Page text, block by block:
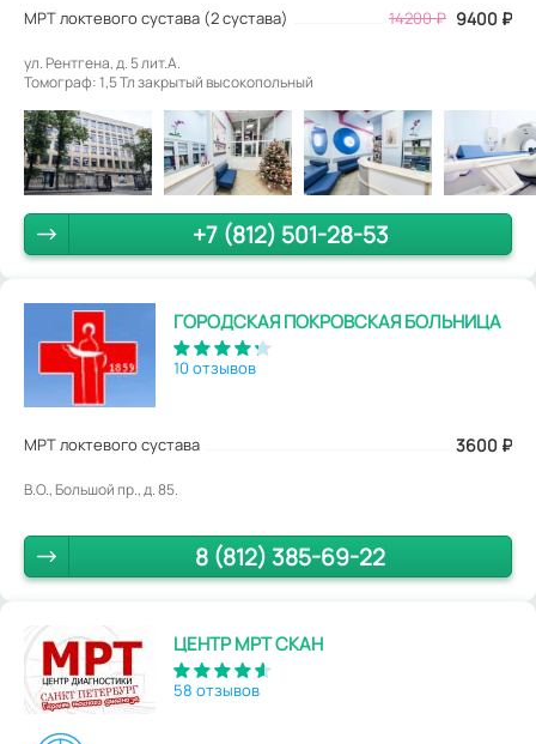
МРТ локтевого сустава (2 сустава) 14200 ₽ 9400 ₽
ул. Рентгена, д. 5 лит.А.
Томограф: 1,5 Тл закрытый высокопольный
+7 (812) 501-28-53
ГОРОДСКАЯ ПОКРОВСКАЯ БОЛЬНИЦА
10 отзывов
МРТ локтевого сустава 3600 ₽
В.О., Большой пр., д. 85.
8 (812) 385-69-22
ЦЕНТР МРТ СКАН
58 отзывов